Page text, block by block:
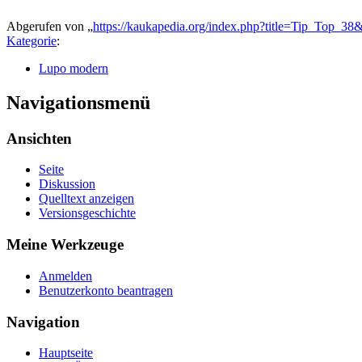
Abgerufen von „https://kaukapedia.org/
Kategorie:
Lupo modern
Navigationsmenü
Ansichten
Seite
Diskussion
Quelltext anzeigen
Versionsgeschichte
Meine Werkzeuge
Anmelden
Benutzerkonto beantragen
Navigation
Hauptseite